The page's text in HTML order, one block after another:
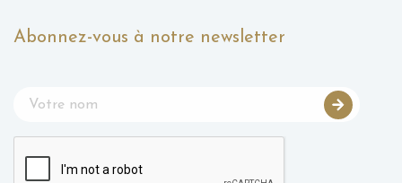
Abonnez-vous à notre newsletter